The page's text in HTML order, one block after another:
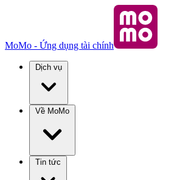
MoMo - Ứng dụng tài chính
Dịch vụ
Về MoMo
Tin tức